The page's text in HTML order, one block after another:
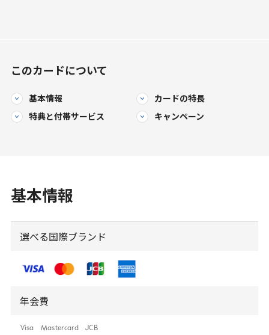
このカードについて
基本情報 カードの特長
特典と付帯サービス キャンペーン
基本情報
選べる国際ブランド
年会費
Visa Mastercard JCB